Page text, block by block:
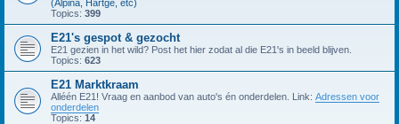
(Alpina, Hartge, etc)
Topics: 399
E21's gespot & gezocht
E21 gezien in het wild? Post het hier zodat al die E21's in beeld blijven.
Topics: 623
E21 Marktkraam
Alléén E21! Vraag en aanbod van auto's én onderdelen. Link: Adressen voor
onderdelen
Topics: 14